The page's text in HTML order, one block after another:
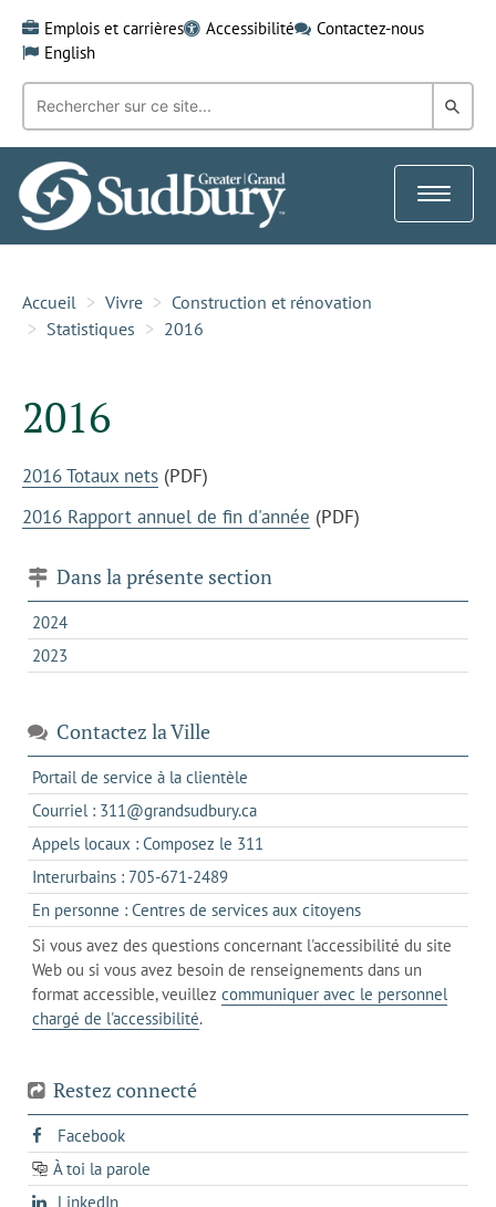
content
Emplois et carrières Accessibilité
Contactez-nous
English
Recherche
mot-
clé:
dans
Toggle
Accueil Vivre
Construction et rénovation
Statistiques
2016
2016
2016 Totaux nets (PDF)
2016 Rapport annuel de fin d'année (PDF)
Dans la présente section
2024
2023
Contactez la Ville
Portail de service à la clientèle
dans
un
nouvel
Courriel : 311@grandsudbury.cas'ouvre
dans
votre
de
messagerie
Appels locaux : Composez le 311
dans
un
client
de
votre
téléphone
Interurbains : 705-671-2489s'ouvre
dans
un
client
de
votre
En personne : Centres de services aux citoyenss'ouvre
dans
l'onglet
actuel
Si vous avez des questions concernant l'accessibilité du site
Web ou si vous avez besoin de renseignements dans un
format accessible, veuillez communiquer avec le personnel
chargé de l'accessibilité.
Restez connecté
Facebooks'ouvre
dans
un
À toi la parole
opens
LinkedInopens